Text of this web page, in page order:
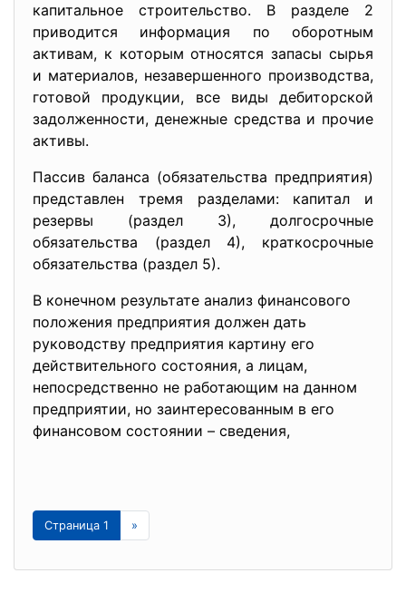
капитальное строительство. В разделе 2
приводится информация по оборотным
активам, к которым относятся запасы сырья
и материалов, незавершенного производства,
готовой продукции, все виды дебиторской
задолженности, денежные средства и прочие
активы.
Пассив баланса (обязательства предприятия)
представлен тремя разделами: капитал и
резервы (раздел 3), долгосрочные
обязательства (раздел 4), краткосрочные
обязательства (раздел 5).
В конечном результате анализ финансового
положения предприятия должен дать
руководству предприятия картину его
действительного состояния, а лицам,
непосредственно не работающим на данном
предприятии, но заинтересованным в его
финансовом состоянии – сведения,
Страница 1 »